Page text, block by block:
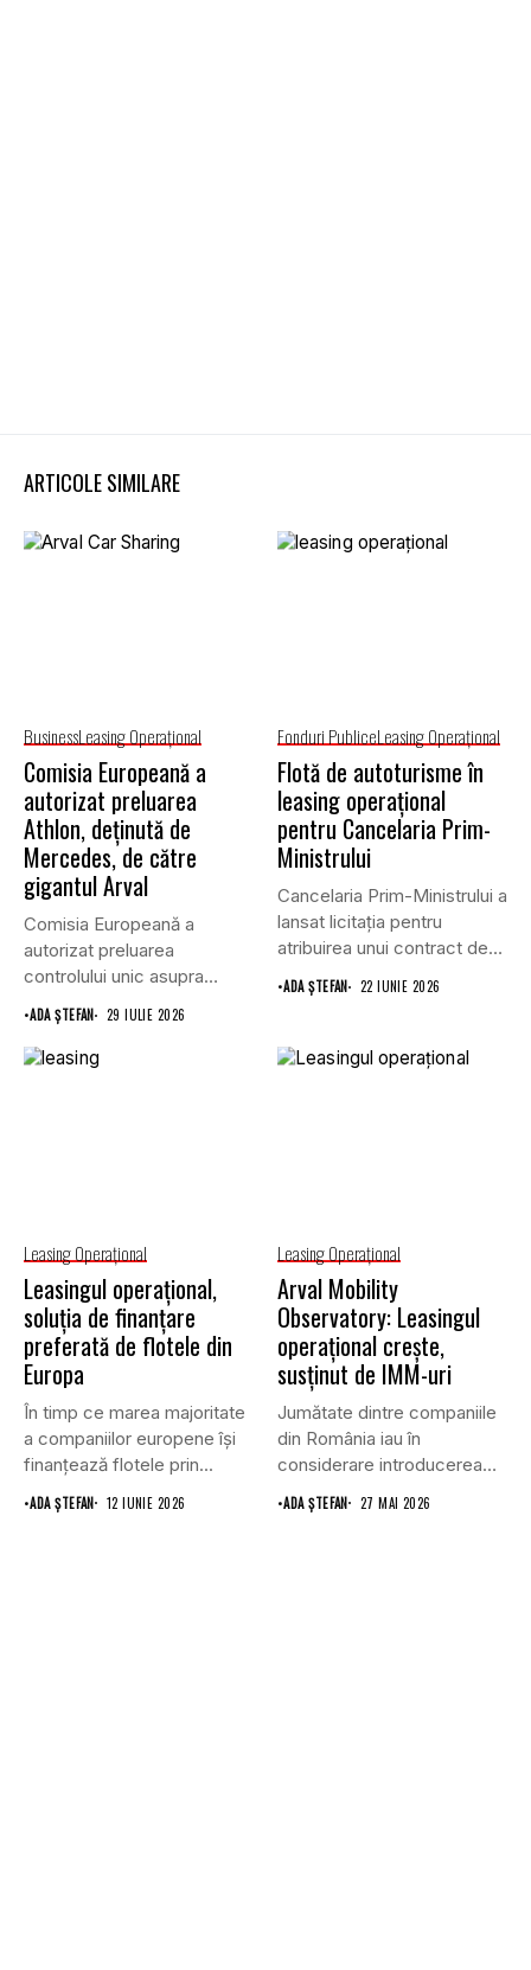
ARTICOLE SIMILARE
BusinessLeasing Operaţional
Comisia Europeană a
autorizat preluarea
Athlon, deținută de
Mercedes, de către
gigantul Arval
Comisia Europeană a
autorizat preluarea
controlului unic asupra
companiei de leasing
Athlon...
•ADA ȘTEFAN 29 IULIE 2026
Fonduri PubliceLeasing Operaţional
Flotă de autoturisme în
leasing operațional
pentru Cancelaria Prim-
Ministrului
Cancelaria Prim-Ministrului a
lansat licitația pentru
atribuirea unui contract de
furnizare a...
•ADA ȘTEFAN 22 IUNIE 2026
Leasing Operaţional
Leasingul operațional,
soluția de finanțare
preferată de flotele din
Europa
În timp ce marea majoritate
a companiilor europene își
finanțează flotele prin...
•ADA ȘTEFAN 12 IUNIE 2026
Leasing Operaţional
Arval Mobility
Observatory: Leasingul
operațional crește,
susținut de IMM-uri
Jumătate dintre companiile
din România iau în
considerare introducerea
sau creșterea leasingului...
•ADA ȘTEFAN 27 MAI 2026